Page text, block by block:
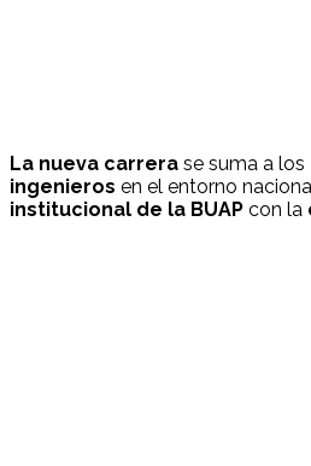
La nueva carrera se suma a los
ingenieros en el entorno
institucional de la BUAP con la